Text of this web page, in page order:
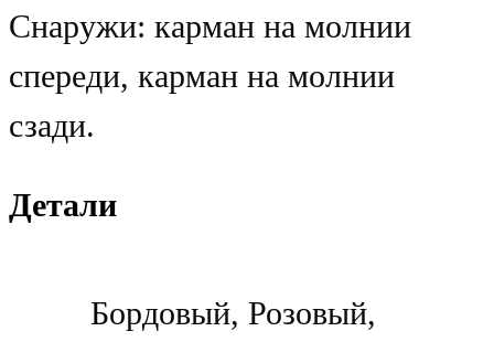
Снаружи: карман на молнии
спереди, карман на молнии
сзади.
Детали
Бордовый, Розовый,